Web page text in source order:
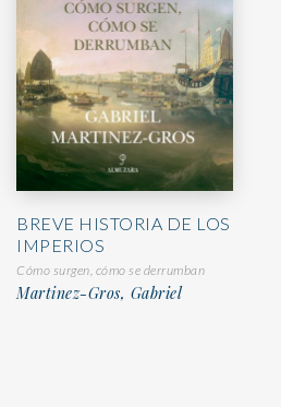
BREVE HISTORIA DE LOS
IMPERIOS
Cómo surgen, cómo se derrumban
Martinez-Gros, Gabriel